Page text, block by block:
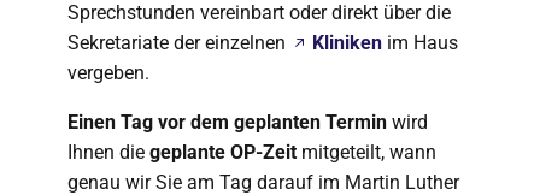
Sprechstunden vereinbart oder direkt über die
Sekretariate der einzelnen
Kliniken im Haus
vergeben.
Einen Tag vor dem geplanten Termin wird
Ihnen die geplante OP-Zeit mitgeteilt, wann
genau wir Sie am Tag darauf im Martin Luther